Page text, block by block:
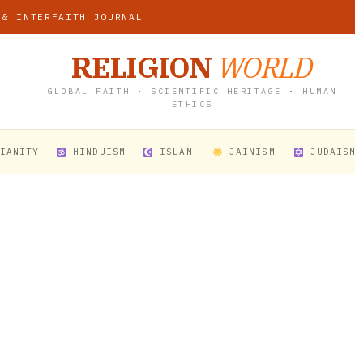
INTERFAITH JOURNAL
RELIGION WORLD
GLOBAL FAITH • SCIENTIFIC HERITAGE • HUMAN
ETHICS
HINDUISM ISLAM JAINISM JUDAISM